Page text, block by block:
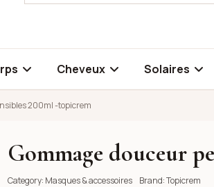
Cheveux Solaires
200ml -topicrem
200ml -topicrem
Gommage douceur
Category: Masques & accessoires Brand:Topicrem